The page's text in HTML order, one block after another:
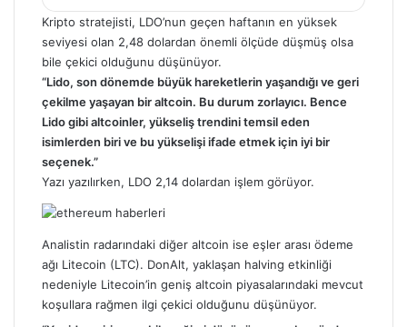
Kripto stratejisti, LDO’nun geçen haftanın en yüksek
seviyesi olan 2,48 dolardan önemli ölçüde düşmüş olsa
bile çekici olduğunu düşünüyor.
“Lido, son dönemde büyük hareketlerin yaşandığı ve geri
çekilme yaşayan bir altcoin. Bu durum zorlayıcı. Bence
Lido gibi altcoinler, yükseliş trendini temsil eden
isimlerden biri ve bu yükselişi ifade etmek için iyi bir
seçenek.”
Yazı yazılırken, LDO 2,14 dolardan işlem görüyor.
Analistin radarındaki diğer altcoin ise eşler arası ödeme
ağı Litecoin (LTC). DonAlt, yaklaşan halving etkinliği
nedeniyle Litecoin’in geniş altcoin piyasalarındaki mevcut
koşullara rağmen ilgi çekici olduğunu düşünüyor.